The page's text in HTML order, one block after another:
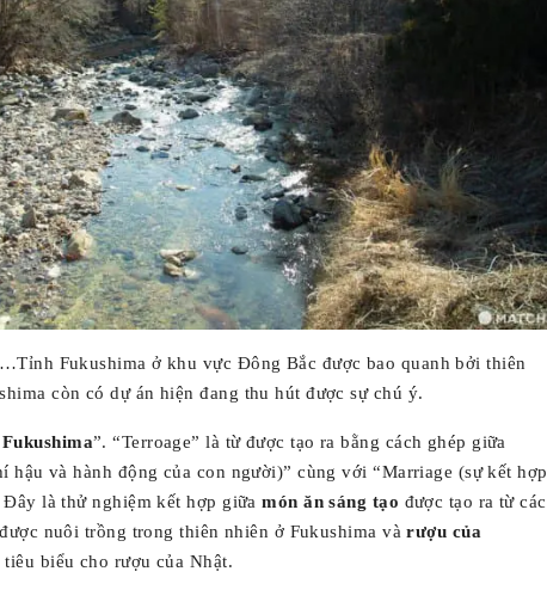
Fukushima ở khu vực Đông Bắc được bao quanh bởi thiên
còn có dự án hiện đang thu hút được sự chú ý.
”. “Terroage” là từ được tạo ra bằng cách ghép giữa
hậu và hành động của con người)” cùng với “Marriage (sự kết hợp
Đây là thử nghiệm kết hợp giữamón ăn sáng tạo được tạo ra từ các
nuôi trồng trong thiên nhiên ở Fukushima vàrượu của
biểu cho rượu của Nhật.